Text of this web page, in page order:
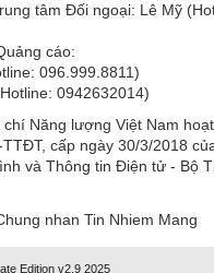
tâm Đối ngoại: Lê Mỹ
cáo:
096.999.8811)
0942632014)
Năng lượng Việt Nam
cấp ngày 30/3/2018
và Thông tin Điện tử - Bộ
Edition v2.9 2025